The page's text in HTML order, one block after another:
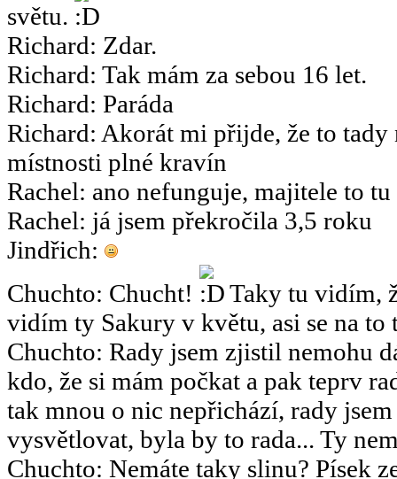
světu.
Richard: Zdar.
Richard: Tak mám za sebou 16 let.
Richard: Paráda
Richard: Akorát mi přijde, že to tady
místnosti plné kravín
Rachel: ano nefunguje, majitele to
Rachel: já jsem překročila 3,5 roku
Jindřich:
Chuchto: Chucht!
Taky tu vidím,
vidím ty Sakury v květu, asi se na to
Chuchto: Rady jsem zjistil nemohu
kdo, že si mám počkat a pak teprv
tak mnou o nic nepřichází, rady
vysvětlovat, byla by to rada... Ty
Chuchto: Nemáte taky slinu? Písek